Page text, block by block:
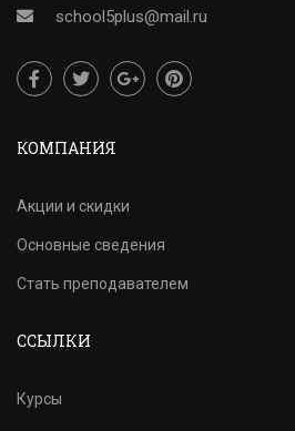
school5plus@mail.ru
КОМПАНИЯ
Акции и скидки
Основные сведения
Стать преподавателем
ССЫЛКИ
Курсы